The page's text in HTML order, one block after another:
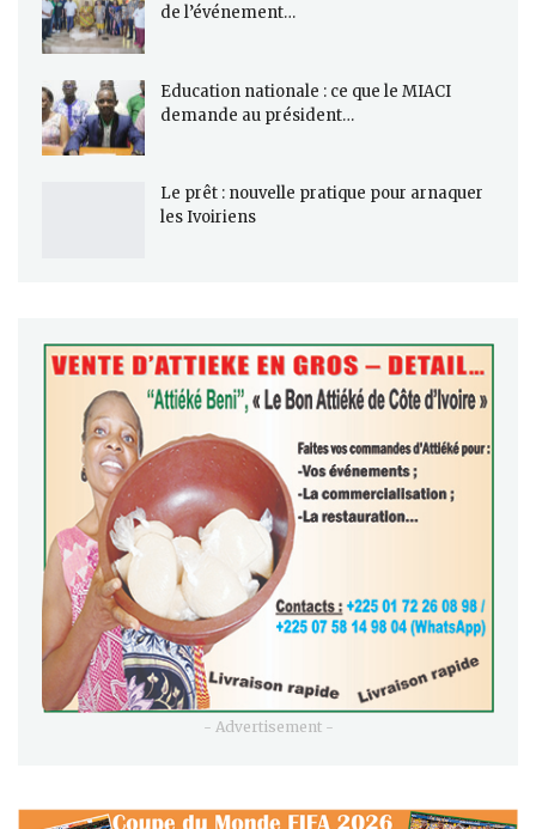
de l’événement…
Education nationale : ce que le MIACI
demande au président…
Le prêt : nouvelle pratique pour arnaquer
les Ivoiriens
- Advertisement -